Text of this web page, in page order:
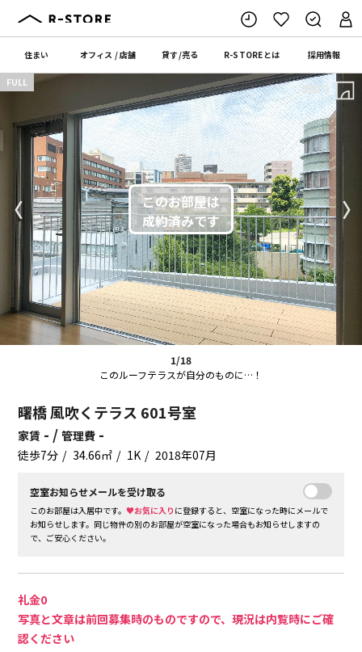
住まい オフィス /店舗 貸す/売る R-STOREとは 採用情報
1/18
このルーフテラスが自分のものに…！
〈 〉
FULL 間取り
曙橋 風吹くテラス 601号室
家賃 - /管理費 -
徒歩7分 34.66㎡ 1K 2018年07月
空室お知らせメールを受け取る
このお部屋は入居中です。♥お気に入り に登録すると、空室になった時にメールで
お知らせします。同じ物件の別のお部屋が空室になった場合もお知らせしますの
で、ご安心ください。
礼金0
写真と文章は前回募集時のものですので、現況は内覧時にご確
認ください